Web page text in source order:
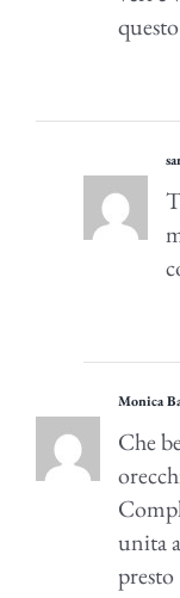
Monica
Che
unita
presto